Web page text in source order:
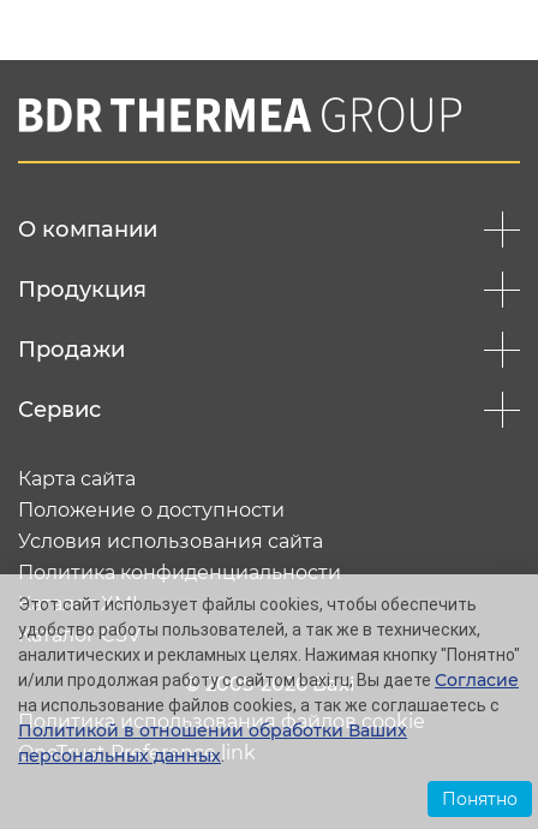
Вы соглашаетесь с нашей политикой
конфеденциальности
О компании
Продукция
Продажи
Сервис
© 2005-2026 Baxi
Карта сайта
Положение о доступности
Условия использования сайта
Политика конфиденциальности
Каталог XML
Каталог CSV
Политика использования файлов cookie
OneTrust Preference link
Этот сайт использует файлы cookies, чтобы обеспечить
удобство работы пользователей, а так же в технических,
аналитических и рекламных целях. Нажимая кнопку "Понятно"
и/или продолжая работу с сайтом baxi.ru, Вы даете Согласие
на использование файлов cookies, а так же соглашаетесь с
Политикой в отношении обработки Ваших
персональных данных.
Понятно